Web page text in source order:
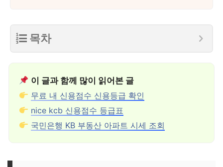
목차
이 글과 함께 많이 읽어본 글
무료 내 신용점수 신용등급 확인
nice kcb 신용점수 등급표
국민은행 KB 부동산 아파트 시세 조회